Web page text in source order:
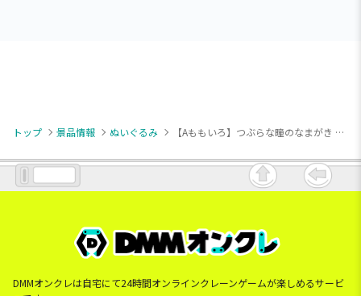
トップ 景品情報 ぬいぐるみ 【Aももいろ】つぶらな瞳のなまがき おめかし ぶるぶるクレーン
DMMオンクレは自宅にて24時間オンラインクレーンゲームが楽しめるサービ